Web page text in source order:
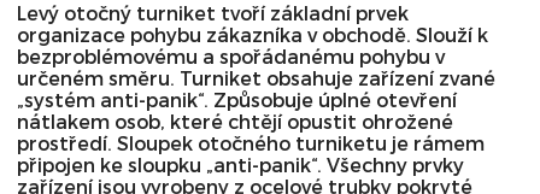
Levý otočný turniket tvoří základní prvek
organizace pohybu zákazníka v obchodě. Slouží k
bezproblémovému a spořádanému pohybu v
určeném směru. Turniket obsahuje zařízení zvané
„systém anti-panik“. Způsobuje úplné otevření
nátlakem osob, které chtějí opustit ohrožené
prostředí. Sloupek otočného turniketu je rámem
připojen ke sloupku „anti-panik“. Všechny prvky
zařízení jsou vyrobeny z ocelové trubky pokryté